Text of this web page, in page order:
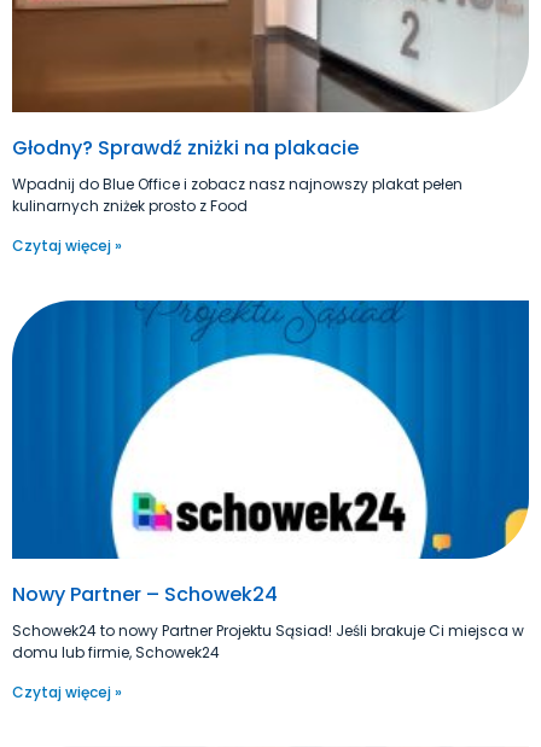
Głodny? Sprawdź zniżki na plakacie
Wpadnij do Blue Office i zobacz nasz najnowszy plakat pełen
kulinarnych zniżek prosto z Food
Czytaj więcej »
Nowy Partner – Schowek24
Schowek24 to nowy Partner Projektu Sąsiad! Jeśli brakuje Ci miejsca w
domu lub firmie, Schowek24
Czytaj więcej »